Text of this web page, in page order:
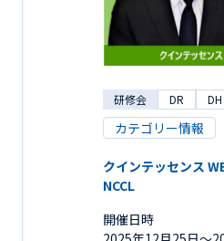
研修会 DR DH
カテゴリー情報
クインテッセンス
NCCL
開催日時